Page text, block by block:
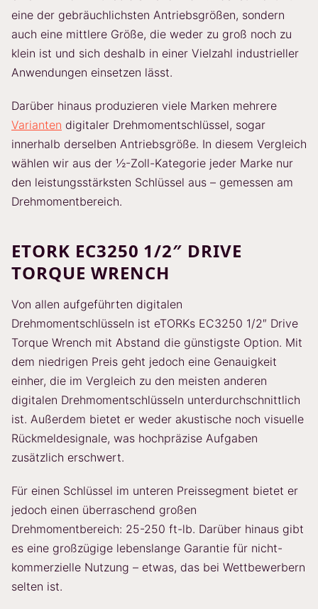
eine der gebräuchlichsten Antriebsgrößen, sondern
auch eine mittlere Größe, die weder zu groß noch zu
klein ist und sich deshalb in einer Vielzahl industrieller
Anwendungen einsetzen lässt.
Darüber hinaus produzieren viele Marken mehrere
Varianten digitaler Drehmomentschlüssel, sogar
innerhalb derselben Antriebsgröße. In diesem Vergleich
wählen wir aus der ½-Zoll-Kategorie jeder Marke nur
den leistungsstärksten Schlüssel aus – gemessen am
Drehmomentbereich.
ETORK EC3250 1/2″ DRIVE
TORQUE WRENCH
Von allen aufgeführten digitalen
Drehmomentschlüsseln ist eTORKs EC3250 1/2″ Drive
Torque Wrench mit Abstand die günstigste Option. Mit
dem niedrigen Preis geht jedoch eine Genauigkeit
einher, die im Vergleich zu den meisten anderen
digitalen Drehmomentschlüsseln unterdurchschnittlich
ist. Außerdem bietet er weder akustische noch visuelle
Rückmeldesignale, was hochpräzise Aufgaben
zusätzlich erschwert.
Für einen Schlüssel im unteren Preissegment bietet er
jedoch einen überraschend großen
Drehmomentbereich: 25-250 ft-lb. Darüber hinaus gibt
es eine großzügige lebenslange Garantie für nicht-
kommerzielle Nutzung – etwas, das bei Wettbewerbern
selten ist.